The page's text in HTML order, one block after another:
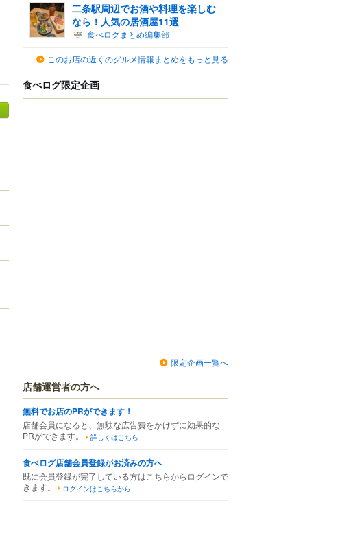
二条駅周辺でお酒や料理を楽しむ
なら！人気の居酒屋11選
食べログまとめ編集部
このお店の近くのグルメ情報まとめをもっと見る
食べログ限定企画
限定企画一覧へ
店舗運営者の方へ
無料でお店のPRができます！
店舗会員になると、無駄な広告費をかけずに効果的な
PRができます。
詳しくはこちら
食べログ店舗会員登録がお済みの方へ
既に会員登録が完了している方はこちらからログインで
きます。
ログインはこちらから